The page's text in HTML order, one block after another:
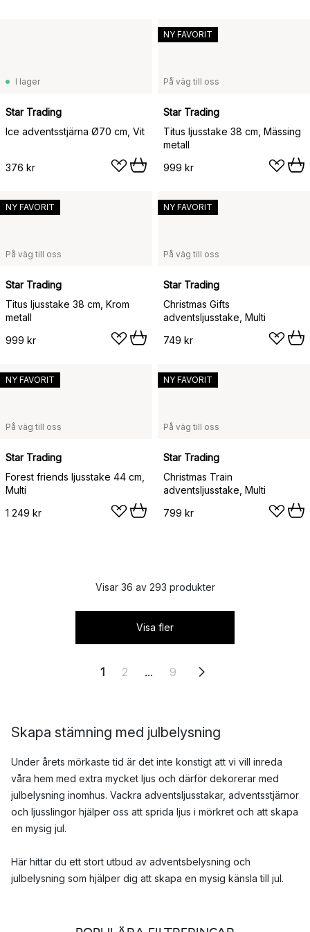
I lager
Star Trading
Ice adventsstjärna Ø70 cm, Vit
376 kr
På väg till oss
Star Trading
Titus ljusstake 38 cm, Mässing
metall
999 kr
NY FAVORIT
På väg till oss
Star Trading
Titus ljusstake 38 cm, Krom
metall
999 kr
NY FAVORIT
På väg till oss
Star Trading
Christmas Gifts
adventsljusstake, Multi
749 kr
NY FAVORIT
På väg till oss
Star Trading
Forest friends ljusstake 44 cm,
Multi
1 249 kr
NY FAVORIT
På väg till oss
Star Trading
Christmas Train
adventsljusstake, Multi
799 kr
NY FAVORIT
Visar 36 av 293 produkter
Visa fler
1 2 ... 9
Skapa stämning med julbelysning
Under årets mörkaste tid är det inte konstigt att vi vill inreda
våra hem med extra mycket ljus och därför dekorerar med
julbelysning inomhus. Vackra adventsljusstakar, adventsstjärnor
och ljusslingor hjälper oss att sprida ljus i mörkret och att skapa
en mysig jul.
Här hittar du ett stort utbud av adventsbelysning och
julbelysning som hjälper dig att skapa en mysig känsla till jul.